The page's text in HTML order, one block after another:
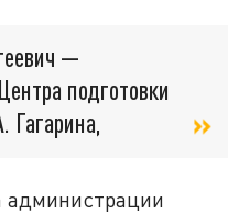
—
подготовки
Гагарина,
администрации